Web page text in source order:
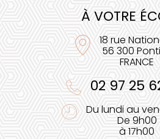
À VOTRE
18 rue
56 300
FRANCE
02 97 25
Du lundi au
De 9h00
à 17h00